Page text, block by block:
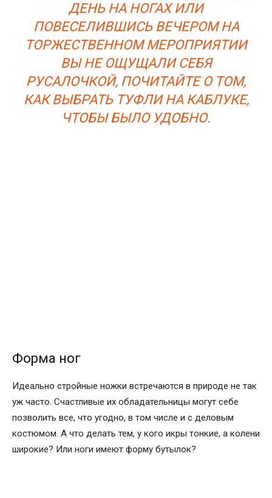
ДЕНЬ НА НОГАХ ИЛИ
ПОВЕСЕЛИВШИСЬ ВЕЧЕРОМ НА
ТОРЖЕСТВЕННОМ МЕРОПРИЯТИИ
ВЫ НЕ ОЩУЩАЛИ СЕБЯ
РУСАЛОЧКОЙ, ПОЧИТАЙТЕ О ТОМ,
КАК ВЫБРАТЬ ТУФЛИ НА КАБЛУКЕ,
ЧТОБЫ БЫЛО УДОБНО.
Форма ног
Идеально стройные ножки встречаются в природе не так
уж часто. Счастливые их обладательницы могут себе
позволить все, что угодно, в том числе и с деловым
костюмом. А что делать тем, у кого икры тонкие, а колени
широкие? Или ноги имеют форму бутылок?